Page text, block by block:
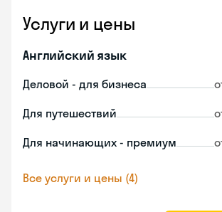
Услуги и цены
Английский язык
Деловой - для бизнеса
Для путешествий
Для начинающих - премиум
Все услуги и цены (4)